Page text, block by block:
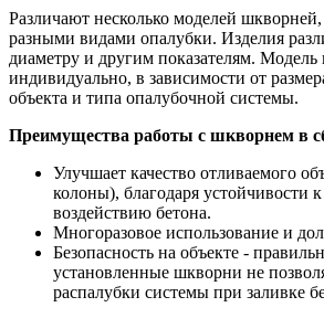
Различают несколько моделей
разными видами опалубки. Изделия
диаметру и другим показателям. Модель
индивидуально, в зависимости от
объекта и типа опалубочной системы.
Преимущества работы с шкворнем в
Улучшает качество отливаемого
колоны), благодаря
воздействию бетона.
Многоразовое использование и
Безопасность на объекте -
установленные шкворни не
распалубки системы при заливке